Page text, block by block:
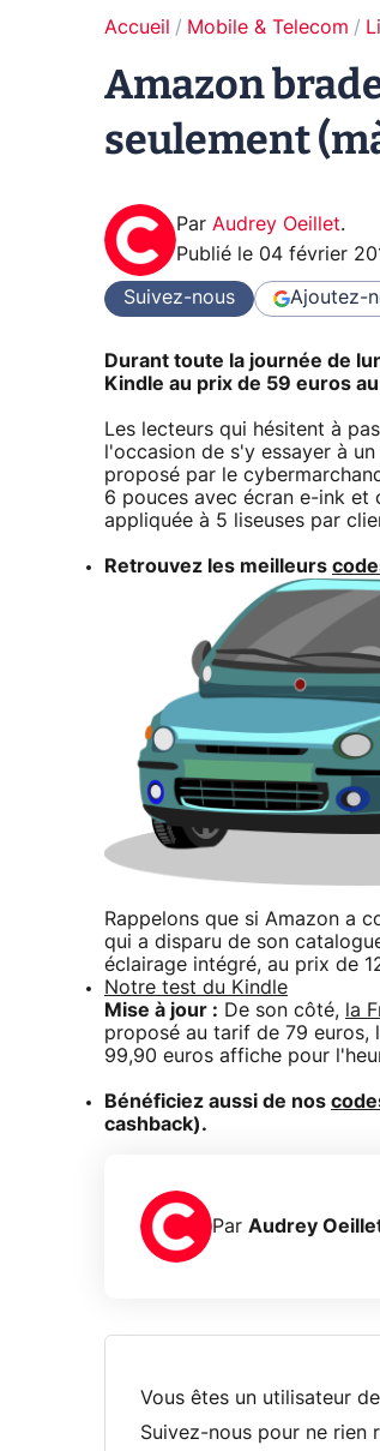
Accueil Mobile & Telecom
Amazon
seulement
Par Audrey Oeillet.
Publié le 04 février
Suivez-nous Ajoutez-
Durant toute la journée de
Kindle au prix de 59 euros
Les lecteurs qui hésitent à
l'occasion de s'y essayer à
proposé par le
6 pouces avec écran e-ink et
appliquée à 5 liseuses par
Retrouvez les meilleurs
Rappelons que si Amazon a
qui a disparu de son
éclairage intégré, au prix de
Notre test du Kindle
Mise à jour : De son côté, la
proposé au tarif de 79 euros,
99,90 euros affiche pour
Bénéficiez aussi de nos
cashback).
Par Audrey
Vous êtes un utilisateur de
Suivez-nous pour ne rien